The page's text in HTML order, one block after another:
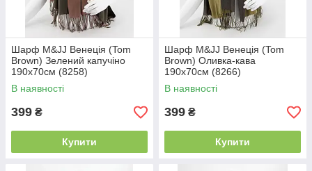
Шарф M&JJ Венеція (Tom
Brown) Зелений капучіно
190х70см (8258)
В наявності
399 ₴
Купити
Шарф M&JJ Венеція (Tom
Brown) Оливка-кава
190х70см (8266)
В наявності
399 ₴
Купити